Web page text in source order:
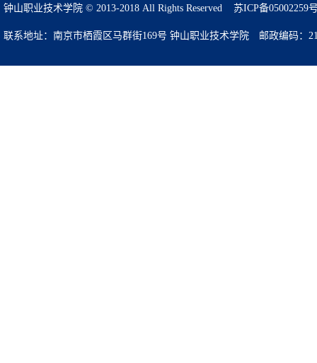
钟山职业技术学院 © 2013-2018 All Rights Reserved 苏ICP备05002259
联系地址：南京市栖霞区马群街169号 钟山职业技术学院 邮政编码：